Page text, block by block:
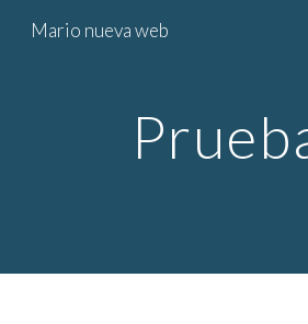
Skip to main content
Mario nueva web